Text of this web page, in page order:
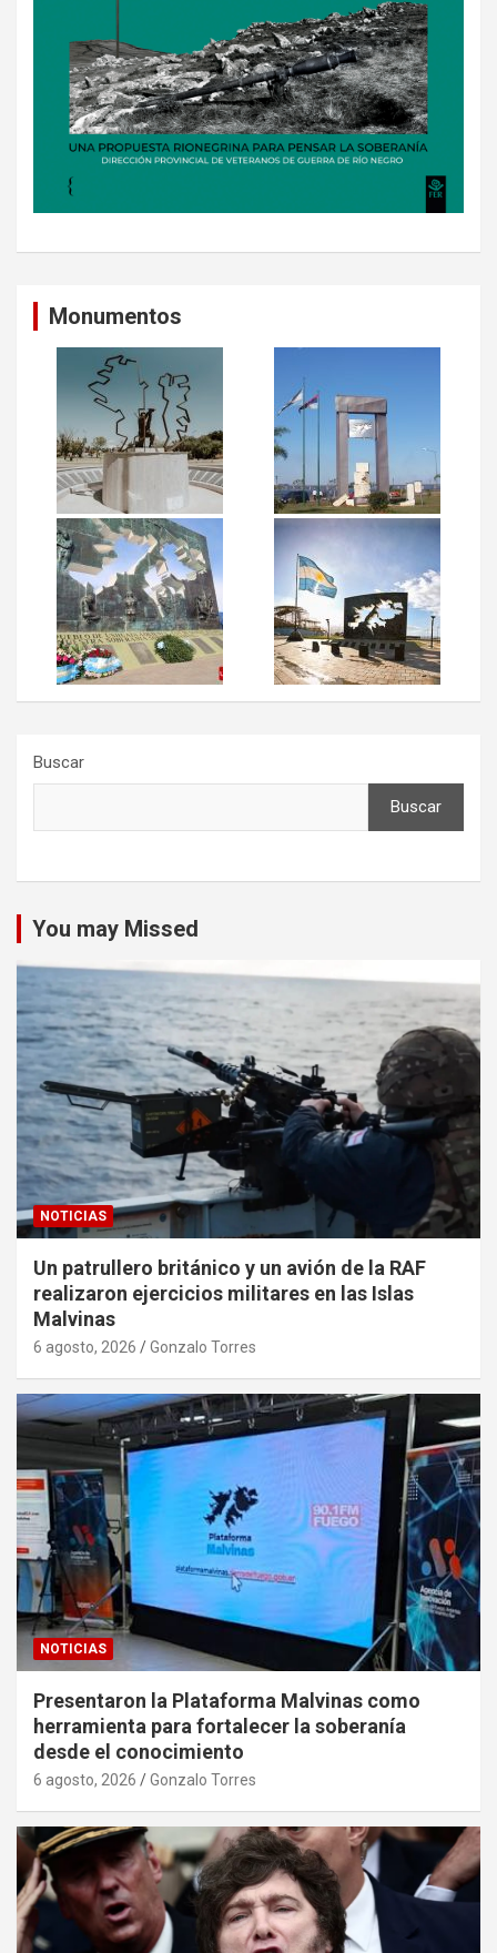
Monumentos
Buscar
Buscar
You may Missed
NOTICIAS
Un patrullero británico y un avión de la RAF
realizaron ejercicios militares en las Islas
Malvinas
6 agosto, 2026 Gonzalo Torres
NOTICIAS
Presentaron la Plataforma Malvinas como
herramienta para fortalecer la soberanía
desde el conocimiento
6 agosto, 2026 Gonzalo Torres